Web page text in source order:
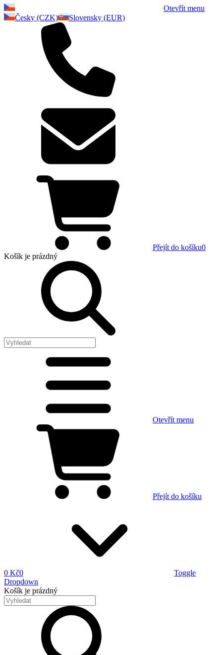
Otevřít menu
Česky (CZK)
Slovensky (EUR)
Přejít do košíku0
Košík je prázdný
Otevřít menu
Přejít do košíku
0 Kč0
Toggle
Dropdown
Košík je prázdný